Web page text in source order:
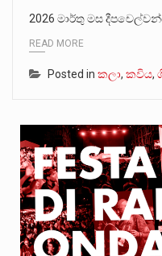
2026 මාර්තු මස
READ MORE
Posted in කලා, කවිය,